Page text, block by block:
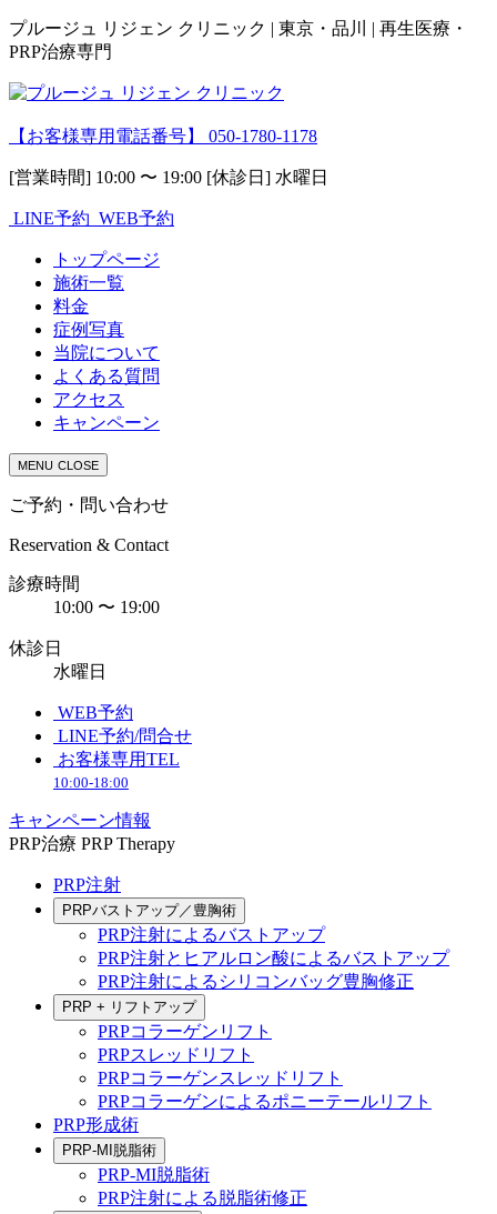
プルージュ リジェン クリニック | 東京・品川 | 再生医療・
PRP治療専門
【お客様専用電話番号】 050-1780-1178
[営業時間] 10:00 〜 19:00 [休診日] 水曜日
LINE予約 WEB予約
トップページ
施術一覧
料金
症例写真
当院について
よくある質問
アクセス
キャンペーン
MENU CLOSE
ご予約・問い合わせ
Reservation & Contact
診療時間
10:00 〜 19:00
休診日
水曜日
WEB予約
LINE予約/問合せ
お客様専用TEL
10:00-18:00
キャンペーン情報
PRP治療 PRP Therapy
PRP注射
PRPバストアップ／豊胸術
PRP注射によるバストアップ
PRP注射とヒアルロン酸によるバストアップ
PRP注射によるシリコンバッグ豊胸修正
PRP + リフトアップ
PRPコラーゲンリフト
PRPスレッドリフト
PRPコラーゲンスレッドリフト
PRPコラーゲンによるポニーテールリフト
PRP形成術
PRP-MI脱脂術
PRP-MI脱脂術
PRP注射による脱脂術修正